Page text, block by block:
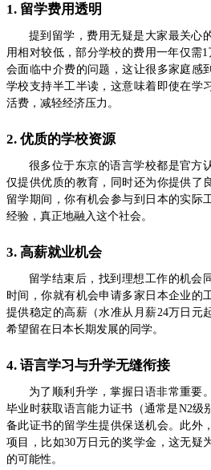
1. 留学费用透明
提到留学，费用无疑是大家最关心
用相对较低，部分学校的费用一年仅需
会面临中介费的问题，这让很多家庭感
学校支持半工半读，这意味着即使在学
活费，减轻经济压力。
2. 优质的学校资源
很多位于东京的语言学校都是官方
仅提供优质的教育，同时还为你提供了
留学期间，你有机会参与到日本的实际
经验，真正地融入这个社会。
3. 高薪就业机会
留学结束后，找到理想工作的机会
时间，你就有机会申请多家日本企业的
提供稳定的高薪（水准从月薪24万日元
希望留在日本长期发展的同学。
4. 语言学习与升学无缝衔接
为了顺利升学，掌握日语非常重要
毕业时获取语言能力证书（通常是N2级
备此证书的留学生提供保送机会。此外
项目，比如30万日元的奖学金，这无疑
的可能性。